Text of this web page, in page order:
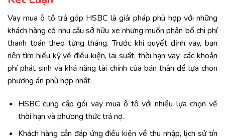
Vay mua ô tô trả góp HSBC là giải pháp phù hợp với những
khách hàng có nhu cầu sở hữu xe nhưng muốn phân bổ chi phí
thanh toán theo từng tháng. Trước khi quyết định vay, bạn
nên tìm hiểu kỹ về điều kiện, lãi suất, thời hạn vay, các khoản
phí phát sinh và khả năng tài chính của bản thân để lựa chọn
phương án phù hợp nhất.
HSBC cung cấp gói vay mua ô tô với nhiều lựa chọn về
thời hạn và phương thức trả nợ.
Khách hàng cần đáp ứng điều kiện về thu nhập, lịch sử tín